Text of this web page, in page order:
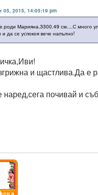
05, 2015, 14:05:19 pm
Марияна.3300.49 см....С много
и да се успокоя вече напълно!
и щастлива.Да е
почивай и